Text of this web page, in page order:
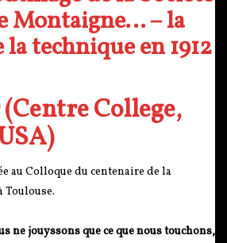
Montaigne… – la
technique en 1912
College,
au Colloque du centenaire de la
Toulouse.
ne jouyssons que ce que nous touchons,